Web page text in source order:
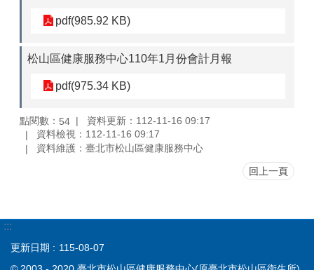
pdf(985.92 KB)
松山區健康服務中心110年1月份會計月報
pdf(975.34 KB)
點閱數： 54
資料更新：112-11-16 09:17
資料檢視：112-11-16 09:17
資料維護：臺北市松山區健康服務中心
回上一頁
:::
更新日期
115-08-07